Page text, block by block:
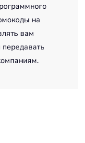
на
вам